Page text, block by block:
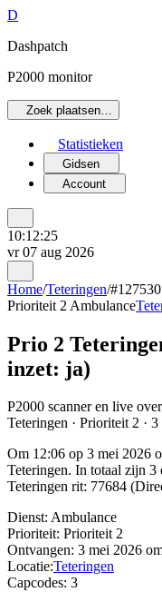
D
Dashpatch
P2000 monitor
Zoek plaatsen…
Statistieken
Gidsen
Account
10:12:25
vr 07 aug 2026
Home/Teteringen/#127530
Prioriteit 2 Ambulance
Prio 2
inzet: ja)
P2000 scanner en live
Teteringen · Prioriteit 2 ·
Om 12:06 op 3 mei 2026
Teteringen. In totaal zijn 3
Teteringen rit: 77684
Dienst: Ambulance
Prioriteit: Prioriteit 2
Ontvangen: 3 mei 2026
Locatie:Teteringen
Capcodes: 3